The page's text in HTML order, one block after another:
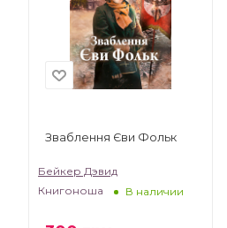
Зваблення Єви Фольк
Бейкер Дэвид
Книгоноша
В наличии